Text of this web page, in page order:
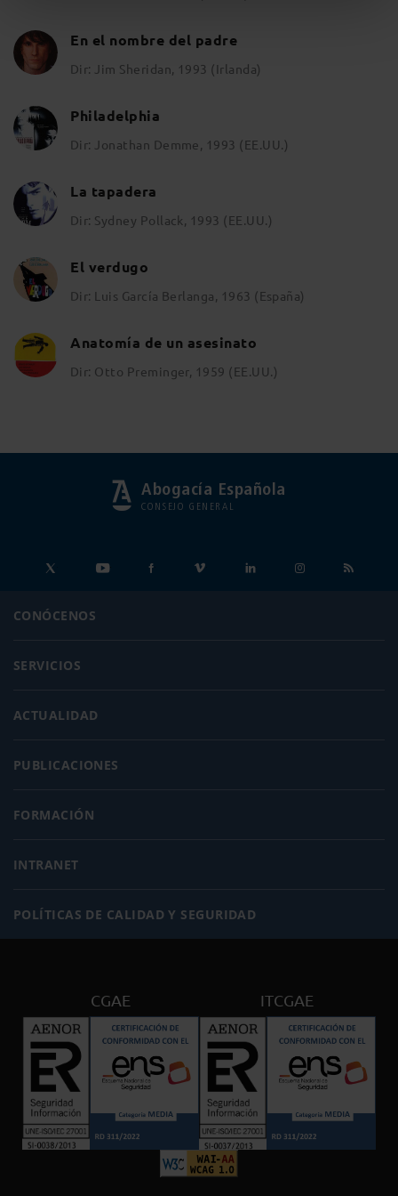
En el nombre del padre
Dir: Jim Sheridan, 1993 (Irlanda)
Philadelphia
Dir: Jonathan Demme, 1993 (EE.UU.)
La tapadera
Dir: Sydney Pollack, 1993 (EE.UU.)
El verdugo
Dir: Luis García Berlanga, 1963 (España)
Anatomía de un asesinato
Dir: Otto Preminger, 1959 (EE.UU.)
Abogacía Española
CONSEJO GENERAL
CONÓCENOS
SERVICIOS
ACTUALIDAD
PUBLICACIONES
FORMACIÓN
INTRANET
POLÍTICAS DE CALIDAD Y SEGURIDAD
CGAE ITCGAE